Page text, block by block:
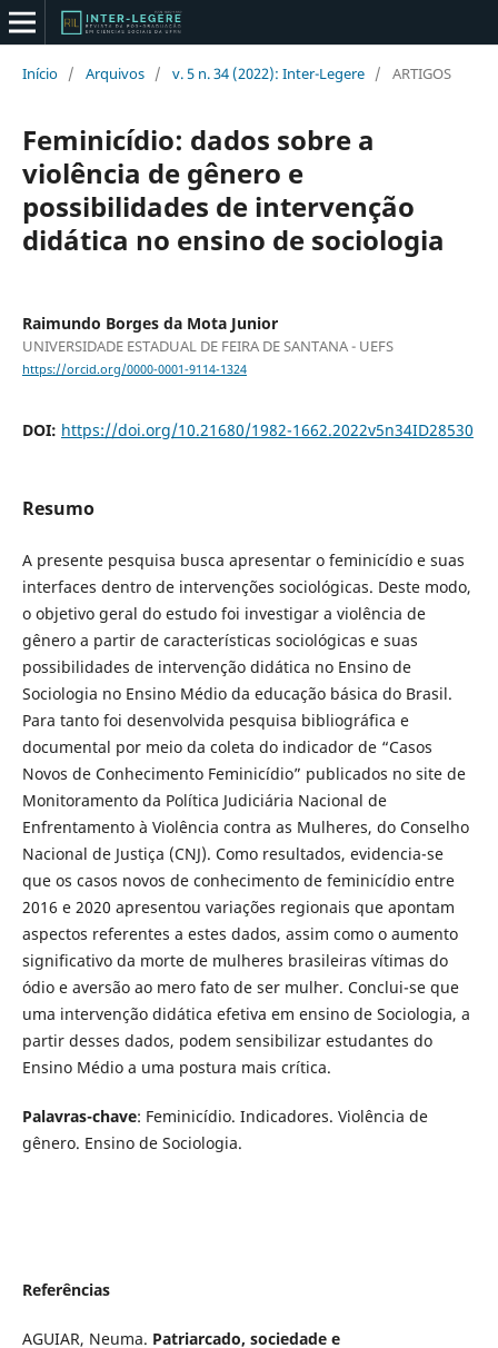
Início / Arquivos / v. 5 n. 34 (2022): Inter-Legere / ARTIGOS
Feminicídio: dados sobre a
violência de gênero e
possibilidades de intervenção
didática no ensino de sociologia
Raimundo Borges da Mota Junior
UNIVERSIDADE ESTADUAL DE FEIRA DE SANTANA - UEFS
https://orcid.org/0000-0001-9114-1324
DOI: https://doi.org/10.21680/1982-1662.2022v5n34ID28530
Resumo
A presente pesquisa busca apresentar o feminicídio e suas
interfaces dentro de intervenções sociológicas. Deste modo,
o objetivo geral do estudo foi investigar a violência de
gênero a partir de características sociológicas e suas
possibilidades de intervenção didática no Ensino de
Sociologia no Ensino Médio da educação básica do Brasil.
Para tanto foi desenvolvida pesquisa bibliográfica e
documental por meio da coleta do indicador de “Casos
Novos de Conhecimento Feminicídio” publicados no site de
Monitoramento da Política Judiciária Nacional de
Enfrentamento à Violência contra as Mulheres, do Conselho
Nacional de Justiça (CNJ). Como resultados, evidencia-se
que os casos novos de conhecimento de feminicídio entre
2016 e 2020 apresentou variações regionais que apontam
aspectos referentes a estes dados, assim como o aumento
significativo da morte de mulheres brasileiras vítimas do
ódio e aversão ao mero fato de ser mulher. Conclui-se que
uma intervenção didática efetiva em ensino de Sociologia, a
partir desses dados, podem sensibilizar estudantes do
Ensino Médio a uma postura mais crítica.
Palavras-chave: Feminicídio. Indicadores. Violência de
gênero. Ensino de Sociologia.
Referências
AGUIAR, Neuma. Patriarcado, sociedade e